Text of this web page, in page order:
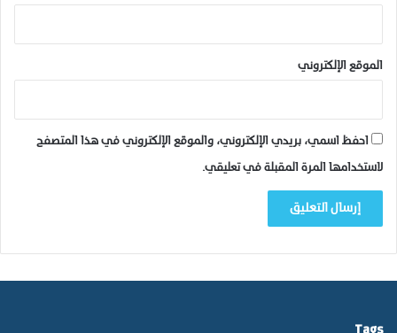
الموقع الإلكتروني
احفظ اسمي، بريدي الإلكتروني، والموقع الإلكتروني في هذا المتصفح
لاستخدامها المرة المقبلة في تعليقي.